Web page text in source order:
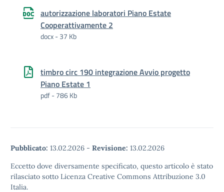
autorizzazione laboratori Piano Estate
Cooperattivamente 2
docx - 37 Kb
timbro circ 190 integrazione Avvio progetto
Piano Estate 1
pdf - 786 Kb
Pubblicato: 13.02.2026 - Revisione: 13.02.2026
Eccetto dove diversamente specificato, questo articolo è stato
rilasciato sotto Licenza Creative Commons Attribuzione 3.0
Italia.